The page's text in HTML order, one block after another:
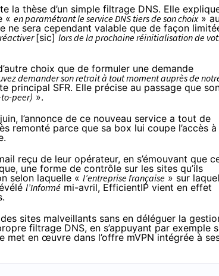
la thèse d’un simple filtrage DNS. Elle
« en paramétrant le service DNS tiers de son choix» au
ne sera cependant valable que de façon
[sic]lors de la prochaine réinitialisation de
choix que de formuler une demande
demander son retrait à tout moment auprès de
principal SFR. Elle précise au passage que
peer) ».
l’annonce de ce nouveau service a tout de
remonté parce que sa box lui coupe l’accès à
reçu de leur opérateur, en s’émouvant que
une forme de contrôle sur les sites qu’ils
selon laquelle « l’entreprise française » sur
l’Informé mi-avril, EfficientIP vient en effet
sites malveillants sans en déléguer la
filtrage DNS, en s’appuyant par exemple
met en œuvre dans l’offre mVPN intégrée à